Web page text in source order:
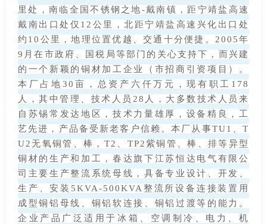
里处，南临全国不锈钢之地-戴南镇，距宁靖盐高速
戴南出口处仅12公里，北距宁靖盐高速兴化出口处
约10公里，地理位置优越、交通十分便捷。2005年
9月在市政府、国税局等部门的关心支持下，而兴建
的一个新颖的铜材加工企业（市招商引资项目）。
本厂占地30亩，总资产六仟万元，现有职工178
人，其中管理、技术人员28人，大多数技术人员来
自苏锡常发达地区，技术力量雄厚，设备精良，工
艺先进，产品备受新老客户信赖。本厂从事TU1、T
U2无氧铜管、棒，T2、TP2紫铜管、棒、排等异型
铜材的生产和加工，春达旗下江苏恒达电气有限公
司主要生产整流系统母线，具备专业设计、开发、
生产、安装5KVA-500KVA整流所设备连接装置用
成型铜铝母线、铜铝软连接、铜铝过渡等的能力。
企业产品广泛适用于冰箱、空调制冷、电力、机